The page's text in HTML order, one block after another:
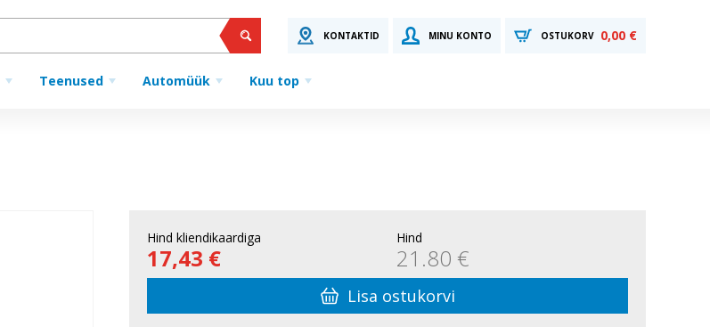
KONTAKTID MINU KONTO OSTUKORV 0,00 €
Teenused Automüük Kuu top
Hind kliendikaardiga
17,43 €
Hind
21.80 €
Lisa ostukorvi